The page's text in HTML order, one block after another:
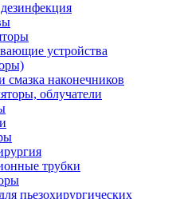
устройства
смазка наконечников
облучатели
трубки
пьезохирургических